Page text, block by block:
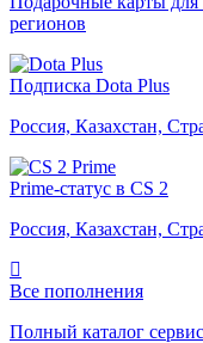
регионов
Подписка Dota Plus
Россия, Казахстан,
Prime-статус в CS 2
Россия, Казахстан,
Все пополнения
Полный каталог